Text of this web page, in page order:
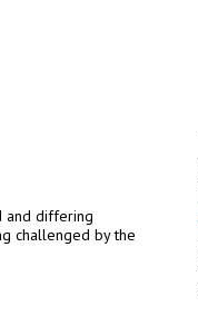
and differing
challenged by the